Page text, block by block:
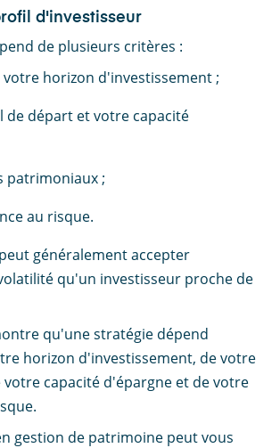
d'investisseur
de plusieurs critères :
horizon d'investissement ;
de départ et votre capacité
patrimoniaux ;
au risque.
généralement accepter
qu'un investisseur proche de
qu'une stratégie dépend
horizon d'investissement, de votre
capacité d'épargne et de votre
gestion de patrimoine peut vous